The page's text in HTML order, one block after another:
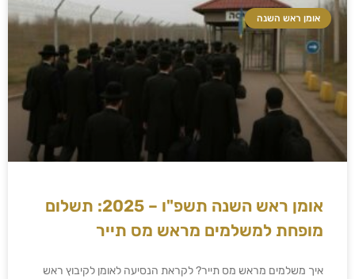
אומן ראש השנה
אומן ראש השנה תשפ"ו – 2025: תשלום
מופחת למשלמים מראש מס תייר
איך משלמים מראש מס תייר? לקראת הנסיעה לאומן לקיבוץ ראש